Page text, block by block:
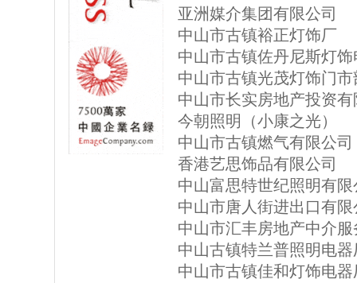
亚洲媒介集团有限公司
中山市古镇裕正灯饰厂
中山市古镇佐丹尼斯灯
中山市古镇光茂灯饰门市
中山市长实房地产投资
今朝照明（小康之光）
中山市古镇燃气有限公司
香港艺思饰品有限公司
中山富思特世纪照明有限
中山市唐人街进出口有限
中山市汇丰房地产中介
中山古镇特兰普照明电器
中山市古镇佳和灯饰电器